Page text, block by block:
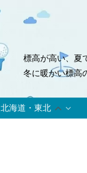
標高が高い、夏
冬に暖かい標高
北海道・東北